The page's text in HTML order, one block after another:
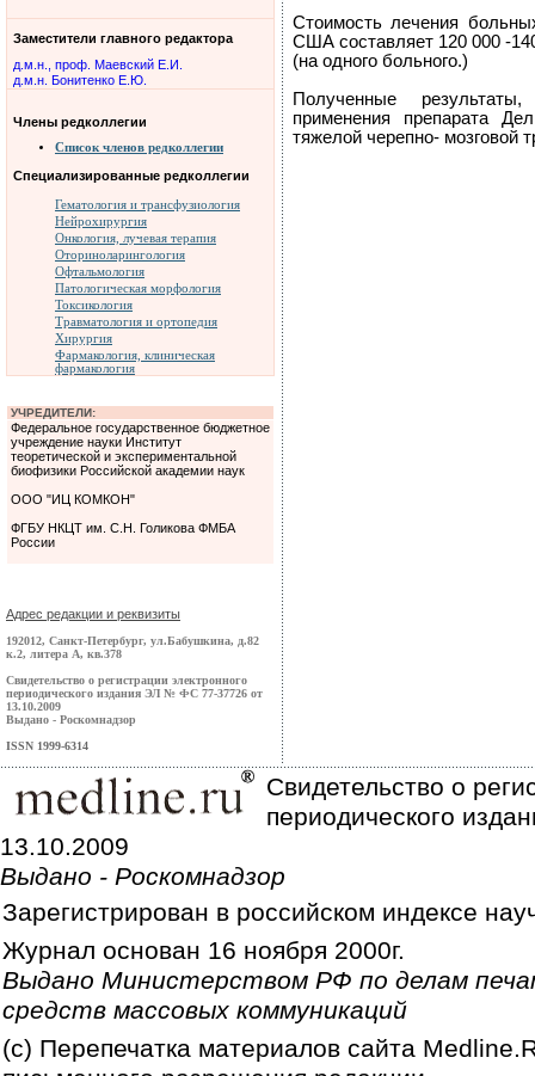
Заместители главного редактора
д.м.н., проф. Маевский Е.И.
д.м.н. Бонитенко Е.Ю.
Члены редколлегии
Список членов редколлегии
Специализированные редколлегии
Гематология и трансфузиология
Нейрохирургия
Онкология, лучевая терапия
Оториноларингология
Офтальмология
Патологическая морфология
Токсикология
Травматология и ортопедия
Хирургия
Фармакология, клиническая
фармакология
УЧРЕДИТЕЛИ:
Федеральное государственное бюджетное
учреждение науки Институт
теоретической и экспериментальной
биофизики Российской академии наук
ООО "ИЦ КОМКОН"
ФГБУ НКЦТ им. С.Н. Голикова ФМБА
России
Адрес редакции и реквизиты
192012, Санкт-Петербург, ул.Бабушкина, д.82
к.2, литера А, кв.378
Свидетельство о регистрации электронного
периодического издания ЭЛ № ФС 77-37726 от
13.10.2009
Выдано - Роскомнадзор
ISSN 1999-6314
Стоимость лечения
США составляет 120 000 -
(на одного больного.)
Полученные
применения препарата
тяжелой черепно- мозговой
Свидетельство о
периодического
13.10.2009
Выдано - Роскомнадзор
Зарегистрирован в российском индексе
Журнал основан 16 ноября 2000г.
Выдано Министерством РФ по делам
средств массовых коммуникаций
(c) Перепечатка материалов сайта